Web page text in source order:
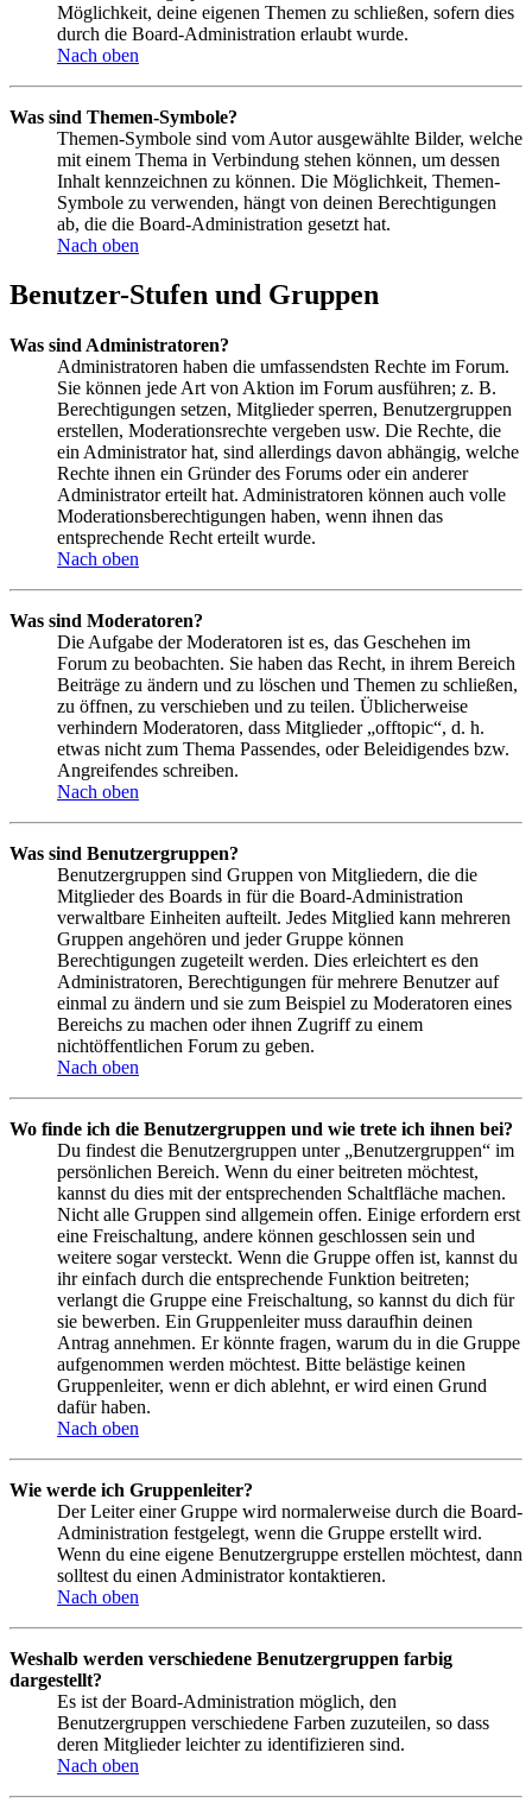
Möglichkeit, deine eigenen Themen zu schließen, sofern dies
durch die Board-Administration erlaubt wurde.
Nach oben
Was sind Themen-Symbole?
Themen-Symbole sind vom Autor ausgewählte Bilder, welche
mit einem Thema in Verbindung stehen können, um dessen
Inhalt kennzeichnen zu können. Die Möglichkeit, Themen-
Symbole zu verwenden, hängt von deinen Berechtigungen
ab, die die Board-Administration gesetzt hat.
Nach oben
Benutzer-Stufen und Gruppen
Was sind Administratoren?
Administratoren haben die umfassendsten Rechte im Forum.
Sie können jede Art von Aktion im Forum ausführen; z. B.
Berechtigungen setzen, Mitglieder sperren, Benutzergruppen
erstellen, Moderationsrechte vergeben usw. Die Rechte, die
ein Administrator hat, sind allerdings davon abhängig, welche
Rechte ihnen ein Gründer des Forums oder ein anderer
Administrator erteilt hat. Administratoren können auch volle
Moderationsberechtigungen haben, wenn ihnen das
entsprechende Recht erteilt wurde.
Nach oben
Was sind Moderatoren?
Die Aufgabe der Moderatoren ist es, das Geschehen im
Forum zu beobachten. Sie haben das Recht, in ihrem Bereich
Beiträge zu ändern und zu löschen und Themen zu schließen,
zu öffnen, zu verschieben und zu teilen. Üblicherweise
verhindern Moderatoren, dass Mitglieder „offtopic“, d. h.
etwas nicht zum Thema Passendes, oder Beleidigendes bzw.
Angreifendes schreiben.
Nach oben
Was sind Benutzergruppen?
Benutzergruppen sind Gruppen von Mitgliedern, die die
Mitglieder des Boards in für die Board-Administration
verwaltbare Einheiten aufteilt. Jedes Mitglied kann mehreren
Gruppen angehören und jeder Gruppe können
Berechtigungen zugeteilt werden. Dies erleichtert es den
Administratoren, Berechtigungen für mehrere Benutzer auf
einmal zu ändern und sie zum Beispiel zu Moderatoren eines
Bereichs zu machen oder ihnen Zugriff zu einem
nichtöffentlichen Forum zu geben.
Nach oben
Wo finde ich die Benutzergruppen und wie trete ich ihnen bei?
Du findest die Benutzergruppen unter „Benutzergruppen“ im
persönlichen Bereich. Wenn du einer beitreten möchtest,
kannst du dies mit der entsprechenden Schaltfläche machen.
Nicht alle Gruppen sind allgemein offen. Einige erfordern erst
eine Freischaltung, andere können geschlossen sein und
weitere sogar versteckt. Wenn die Gruppe offen ist, kannst du
ihr einfach durch die entsprechende Funktion beitreten;
verlangt die Gruppe eine Freischaltung, so kannst du dich für
sie bewerben. Ein Gruppenleiter muss daraufhin deinen
Antrag annehmen. Er könnte fragen, warum du in die Gruppe
aufgenommen werden möchtest. Bitte belästige keinen
Gruppenleiter, wenn er dich ablehnt, er wird einen Grund
dafür haben.
Nach oben
Wie werde ich Gruppenleiter?
Der Leiter einer Gruppe wird normalerweise durch die Board-
Administration festgelegt, wenn die Gruppe erstellt wird.
Wenn du eine eigene Benutzergruppe erstellen möchtest, dann
solltest du einen Administrator kontaktieren.
Nach oben
Weshalb werden verschiedene Benutzergruppen farbig
dargestellt?
Es ist der Board-Administration möglich, den
Benutzergruppen verschiedene Farben zuzuteilen, so dass
deren Mitglieder leichter zu identifizieren sind.
Nach oben